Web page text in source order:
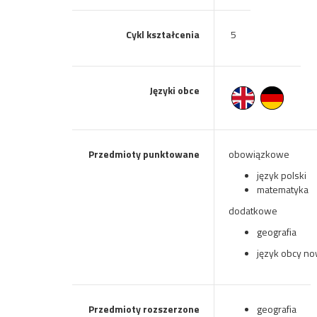
Cykl kształcenia 5
Języki obce
Przedmioty punktowane
obowiązkowe
język polski
matematyka
dodatkowe
geografia
język obcy
Przedmioty rozszerzone geografia